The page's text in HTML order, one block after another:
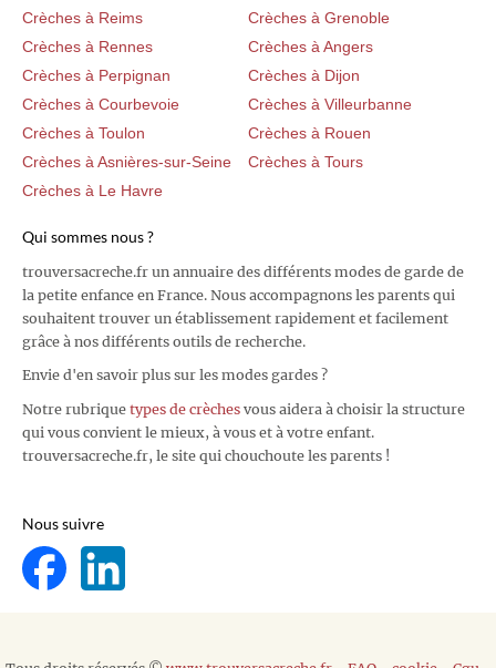
Crèches à Reims
Crèches à Grenoble
Crèches à Rennes
Crèches à Angers
Crèches à Perpignan
Crèches à Dijon
Crèches à Courbevoie
Crèches à Villeurbanne
Crèches à Toulon
Crèches à Rouen
Crèches à Asnières-sur-Seine
Crèches à Tours
Crèches à Le Havre
Qui sommes nous ?
trouversacreche.fr un annuaire des différents modes de garde de
la petite enfance en France. Nous accompagnons les parents qui
souhaitent trouver un établissement rapidement et facilement
grâce à nos différents outils de recherche.
Envie d'en savoir plus sur les modes gardes ?
Notre rubrique types de crèches vous aidera à choisir la structure
qui vous convient le mieux, à vous et à votre enfant.
trouversacreche.fr, le site qui chouchoute les parents !
Nous suivre